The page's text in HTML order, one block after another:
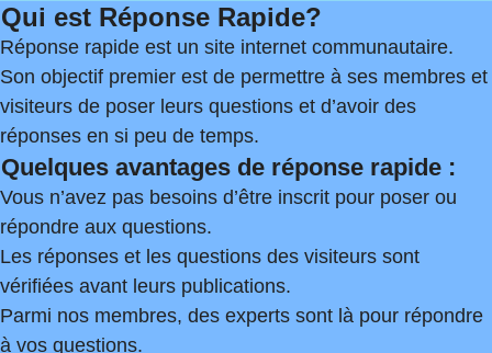
Qui est Réponse Rapide?
Réponse rapide est un site internet communautaire.
Son objectif premier est de permettre à ses membres et
visiteurs de poser leurs questions et d’avoir des
réponses en si peu de temps.
Quelques avantages de réponse rapide :
Vous n’avez pas besoins d’être inscrit pour poser ou
répondre aux questions.
Les réponses et les questions des visiteurs sont
vérifiées avant leurs publications.
Parmi nos membres, des experts sont là pour répondre
à vos questions.